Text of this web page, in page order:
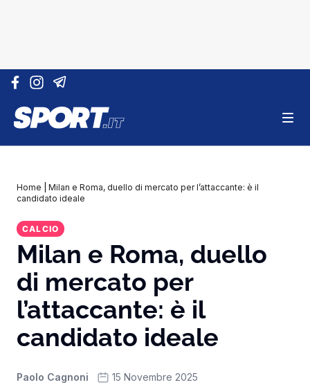
Vai al contenuto
Home
Milan e Roma, duello di mercato per l’attaccante: è il
candidato ideale
CALCIO
Milan e Roma, duello
di mercato per
l’attaccante: è il
candidato ideale
Paolo Cagnoni 15 Novembre 2025